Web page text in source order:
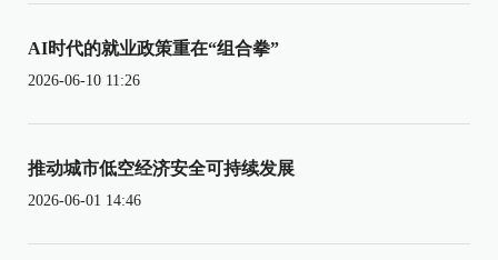
AI时代的就业政策重在“组合拳”
2026-06-10 11:26
推动城市低空经济安全可持续发展
2026-06-01 14:46